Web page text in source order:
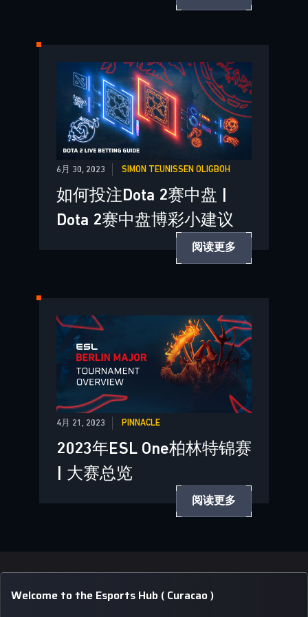
6月 30, 2023 SIMON TEUNISSEN OLIGBOH
如何投注Dota 2赛中盘 |
Dota 2赛中盘博彩小建议
阅读更多
4月 21, 2023 PINNACLE
2023年ESL One柏林特锦赛
| 大赛总览
阅读更多
Welcome to the Esports Hub ( Curacao )